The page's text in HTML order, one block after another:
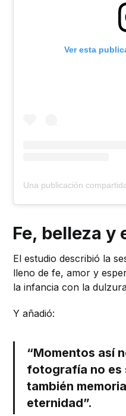
Ver esta
Fe, belleza y
El estudio describió la
lleno de fe, amor y
la infancia con la
Y añadió:
“Momentos así
fotografía no es
también
eternidad”.